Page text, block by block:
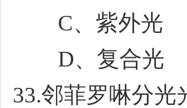
C、紫外光
D、复合光
33.邻菲罗啉分